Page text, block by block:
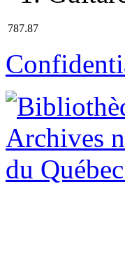
787.87